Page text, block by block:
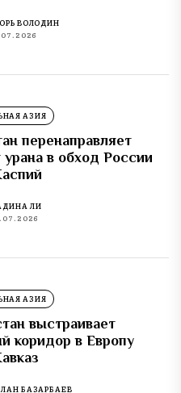
ВОЛОДИН
АЗИЯ
перенаправляет
урана в обход России
ЛИ
АЗИЯ
выстраивает
коридор в Европу
БАЗАРБАЕВ